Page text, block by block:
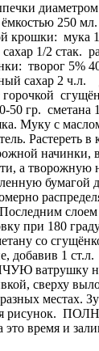
250
крошки: мука
1/2 стак.
творог 5%
сахар 2 ч.л.
горочкой
гр. сметана
Муку с
Растереть
а творожную
бумагой
слоем
при 180
со
добавив 1 ст.л.
ватрушку
сверху
местах.
рисунок.
время и